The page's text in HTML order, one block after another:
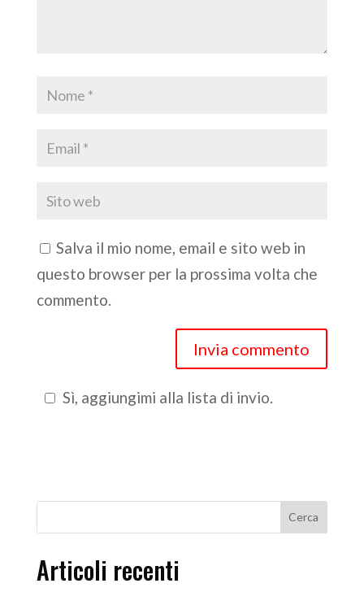
Salva il mio nome, email e sito web in
questo browser per la prossima volta che
commento.
Sì, aggiungimi alla lista di invio.
Articoli recenti